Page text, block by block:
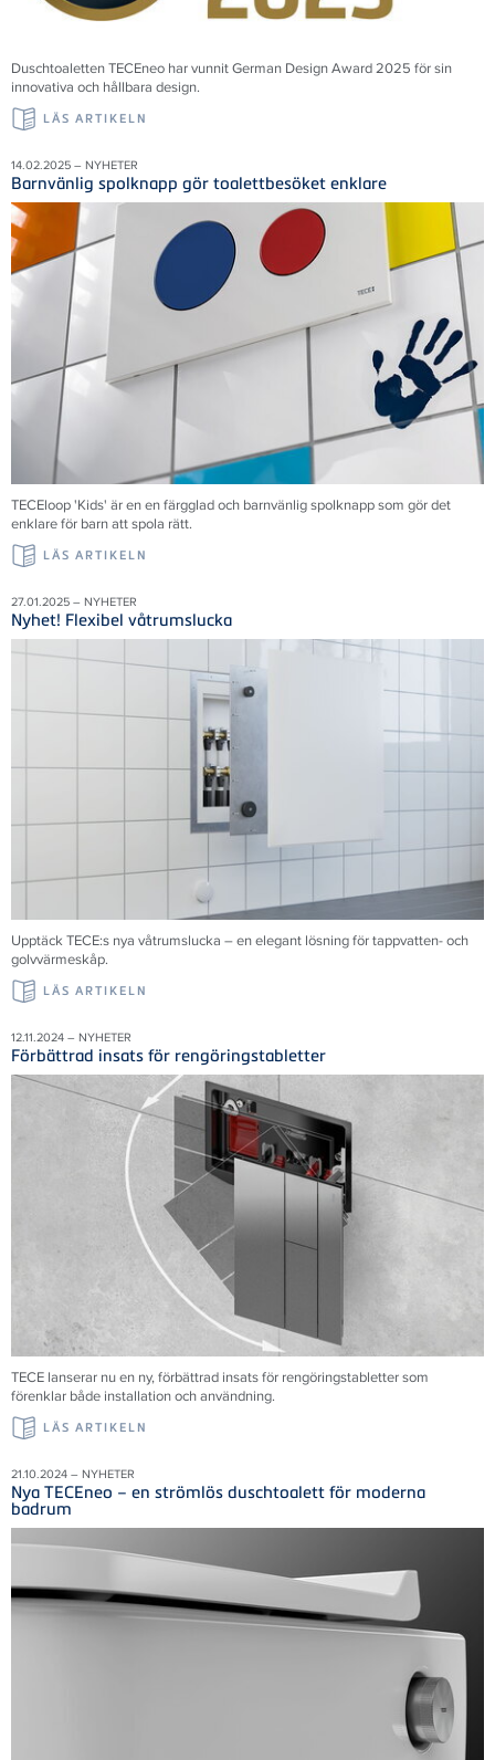
Duschtoaletten TECEneo har vunnit German Design Award 2025 för sin
innovativa och hållbara design.
LÄS ARTIKELN
14.02.2025 – NYHETER
Barnvänlig spolknapp gör toalettbesöket enklare
TECEloop 'Kids' är en en färgglad och barnvänlig spolknapp som gör det
enklare för barn att spola rätt.
LÄS ARTIKELN
27.01.2025 – NYHETER
Nyhet! Flexibel våtrumslucka
Upptäck TECE:s nya våtrumslucka – en elegant lösning för tappvatten- och
golvvärmeskåp.
LÄS ARTIKELN
12.11.2024 – NYHETER
Förbättrad insats för rengöringstabletter
TECE lanserar nu en ny, förbättrad insats för rengöringstabletter som
förenklar både installation och användning.
LÄS ARTIKELN
21.10.2024 – NYHETER
Nya TECEneo – en strömlös duschtoalett för moderna
badrum